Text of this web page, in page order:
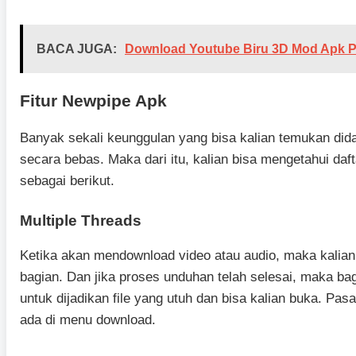
BACA JUGA: Download Youtube Biru 3D Mod Apk
Fitur Newpipe Apk
Banyak sekali keunggulan yang bisa kalian temukan
secara bebas. Maka dari itu, kalian bisa mengetahui
sebagai berikut.
Multiple Threads
Ketika akan mendownload video atau audio, maka
bagian. Dan jika proses unduhan telah selesai, maka
untuk dijadikan file yang utuh dan bisa kalian buka.
ada di menu download.